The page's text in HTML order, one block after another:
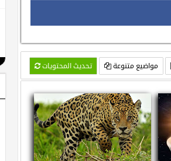
تحديث المحتويات مواضيع متنوعة